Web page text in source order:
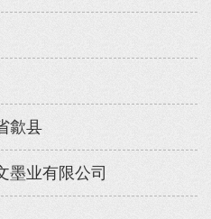
歙县
墨业有限公司